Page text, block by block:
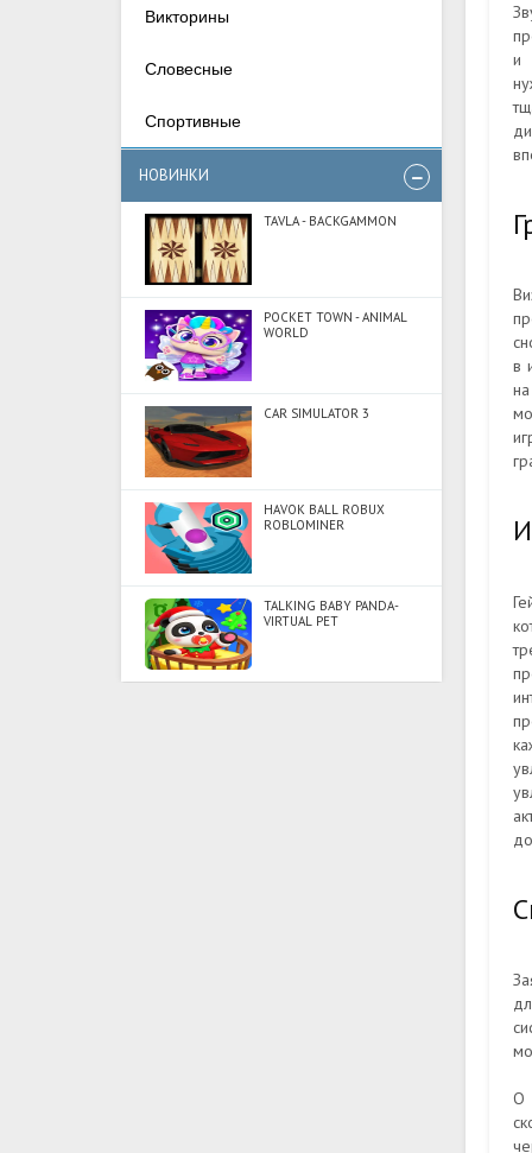
Викторины
Словесные
Спортивные
НОВИНКИ
TAVLA - BACKGAMMON
POCKET TOWN - ANIMAL
WORLD
CAR SIMULATOR 3
HAVOK BALL ROBUX
ROBLOMINER
TALKING BABY PANDA-
VIRTUAL PET
и
в
О